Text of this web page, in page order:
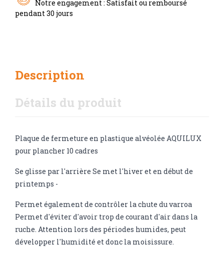
Notre engagement : Satisfait ou remboursé
pendant 30 jours
Description
Détails du produit
Plaque de fermeture en plastique alvéolée AQUILUX
pour plancher 10 cadres
Se glisse par l'arrière Se met l'hiver et en début de
printemps -
Permet également de contrôler la chute du varroa
Permet d'éviter d'avoir trop de courant d'air dans la
ruche. Attention lors des périodes humides, peut
développer l'humidité et donc la moisissure.